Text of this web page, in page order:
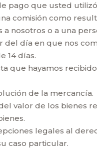
que usted
comisión como
nosotros o a una
del día en que nos
14 días.
que hayamos
de la mercancía.
valor de los bienes
legales al
caso particular.